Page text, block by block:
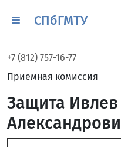
СПбГМТУ
+7 (812) 757-16-77
Приемная комиссия
Защита